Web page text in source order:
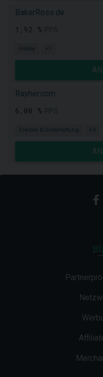
BakerRoss.de
1,92 %
Hobby +1
Rayher.com
6,00 %
Freizeit & Unterhaltung +3